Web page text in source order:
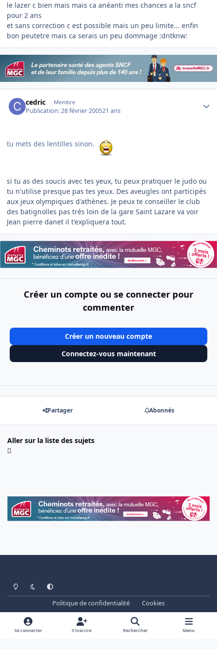
le lazer c bien mais mais ca anéanti mes chances a la sncf
pour 2 ans
et sans correction c est possible mais un peu limite... enfin
bon peutetre mais ca serais un peu dommage :dntknw:
cedric Membre
Publication:28 février 200521 ans
tu mets des lentilles sinon.
si tu as des soucis avec tes yeux, tu peux pratiquer le judo ou
tu n'utilise presque pas tes yeux. Des aveugles ont participés
aux jeux olympiques d'athènes. Je peux te conseiller le club
des batignolles pas trés loin de la gare Saint Lazare va voir
Jean pierre danet il t'expliquera tout.
Créer un compte ou se connecter pour
commenter
Créer un nouveau compte
Connectez-vous maintenant
Partager Abonnés
Aller sur la liste des sujets
Light ModeDark ModeSystem Preference
Politique de confidentialité
Cookies
www.cheminots.net - Forum Libre depuis 2003
Powered by
Invision Community
Se connecter S’inscrire Rechercher Menu